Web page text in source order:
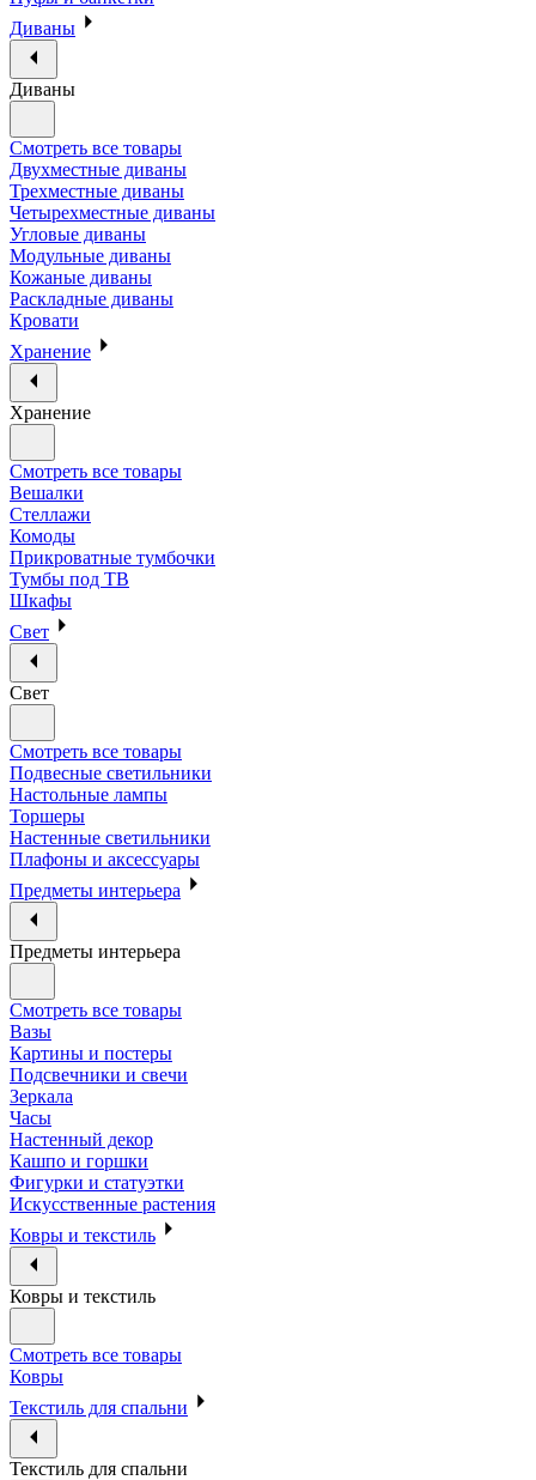
Диваны
Диваны
Смотреть все товары
Двухместные диваны
Трехместные диваны
Четырехместные диваны
Угловые диваны
Модульные диваны
Кожаные диваны
Раскладные диваны
Кровати
Хранение
Хранение
Смотреть все товары
Вешалки
Стеллажи
Комоды
Прикроватные тумбочки
Тумбы под ТВ
Шкафы
Свет
Свет
Смотреть все товары
Подвесные светильники
Настольные лампы
Торшеры
Настенные светильники
Плафоны и аксессуары
Предметы интерьера
Предметы интерьера
Смотреть все товары
Вазы
Картины и постеры
Подсвечники и свечи
Зеркала
Часы
Настенный декор
Кашпо и горшки
Фигурки и статуэтки
Искусственные растения
Ковры и текстиль
Ковры и текстиль
Смотреть все товары
Ковры
Текстиль для спальни
Текстиль для спальни